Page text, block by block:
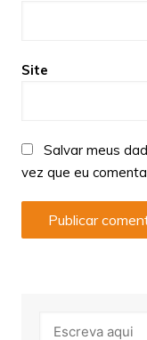
Site
Salvar meus
vez que eu